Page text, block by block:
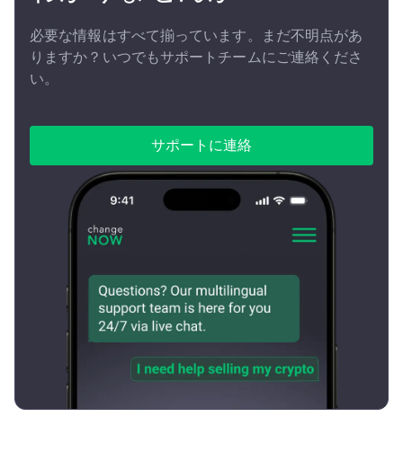
必要な情報はすべて揃っています。まだ不明点があ
りますか？いつでもサポートチームにご連絡くださ
い。
サポートに連絡